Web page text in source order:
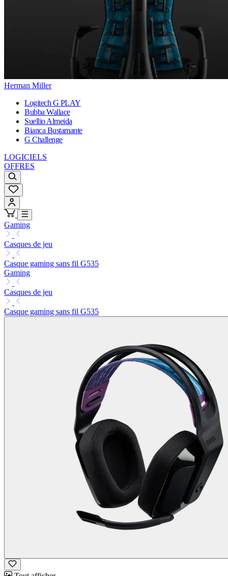
Herman Miller
Logitech G PLAY
Bubba Wallace
Suellio Almeida
Bianca Bustamante
G Challenge
LOGICIELS
OFFRES
Gaming
Casques de jeu
Casque gaming sans fil G535
Gaming
Casques de jeu
Casque gaming sans fil G535